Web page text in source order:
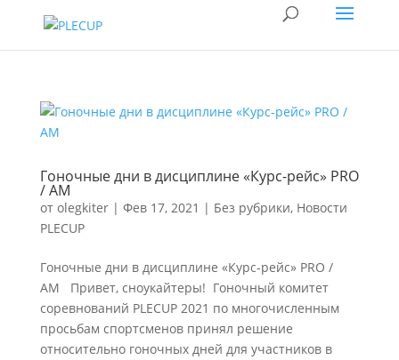
Гоночные дни в дисциплине «Курс-рейc» PRO
/ AM
от olegkiter| Фев 17, 2021 | Без рубрики, Новости
PLECUP
Гоночные дни в дисциплине «Курс-рейc» PRO /
AM Привет, сноукайтеры! Гоночный комитет
соревнований PLECUP 2021 по многочисленным
просьбам спортсменов принял решение
относительно гоночных дней для участников в